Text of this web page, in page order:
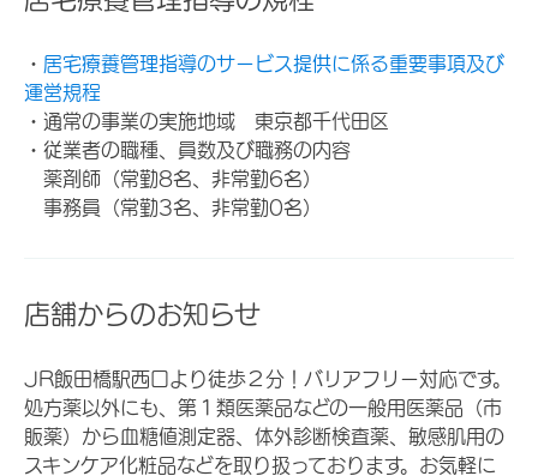
・ 居宅療養管理指導のサービス提供に係る重要事項及び
運営規程
・通常の事業の実施地域 東京都千代田区
・従業者の職種、員数及び職務の内容
薬剤師（常勤8名、非常勤6名）
事務員（常勤3名、非常勤0名）
店舗からのお知らせ
JR飯田橋駅西口より徒歩２分！バリアフリー対応です。
処方薬以外にも、第１類医薬品などの一般用医薬品（市
販薬）から血糖値測定器、体外診断検査薬、敏感肌用の
スキンケア化粧品などを取り扱っております。お気軽に